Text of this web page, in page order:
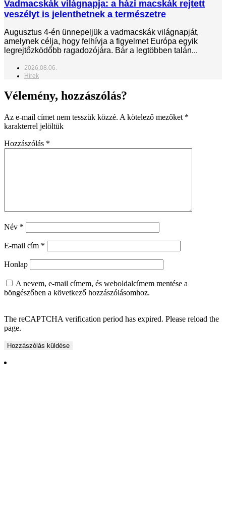
Vadmacskák világnapja: a házi macskák rejtett
veszélyt is jelenthetnek a természetre
Augusztus 4-én ünnepeljük a vadmacskák világnapját,
amelynek célja, hogy felhívja a figyelmet Európa egyik
legrejtőzködőbb ragadozójára. Bár a legtöbben talán...
2026.08.06.
Hírek
Vélemény, hozzászólás?
Az e-mail címet nem tesszük közzé. A kötelező mezőket *
karakterrel jelöltük
Hozzászólás *
Név *
E-mail cím *
Honlap
A nevem, e-mail címem, és weboldalcímem mentése a
böngészőben a következő hozzászólásomhoz.
The reCAPTCHA verification period has expired. Please reload the
page.